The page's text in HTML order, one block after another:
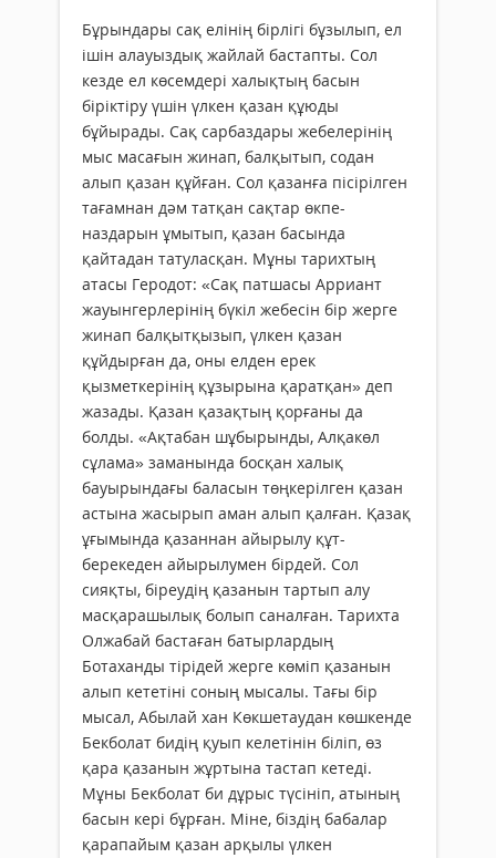
Бұрындары сақ елінің бірлігі бұзылып, ел
ішін алауыздық жайлай бастапты. Сол
кезде ел көсемдері халықтың басын
біріктіру үшін үлкен қазан құюды
бұйырады. Сақ сарбаздары жебелерінің
мыс масағын жинап, балқытып, содан
алып қазан құйған. Сол қазанға пісірілген
тағамнан дәм татқан сақтар өкпе-
наздарын ұмытып, қазан басында
қайтадан татуласқан. Мұны тарихтың
атасы Геродот: «Сақ патшасы Арриант
жауынгерлерінің бүкіл жебесін бір жерге
жинап балқытқызып, үлкен қазан
құйдырған да, оны елден ерек
қызметкерінің құзырына қаратқан» деп
жазады. Қазан қазақтың қорғаны да
болды. «Ақтабан шұбырынды, Алқакөл
сұлама» заманында босқан халық
бауырындағы баласын төңкерілген қазан
астына жасырып аман алып қалған. Қазақ
ұғымында қазаннан айырылу құт-
берекеден айырылумен бірдей. Сол
сияқты, біреудің қазанын тартып алу
масқарашылық болып саналған. Тарихта
Олжабай бастаған батырлардың
Ботаханды тірідей жерге көміп қазанын
алып кететіні соның мысалы. Тағы бір
мысал, Абылай хан Көкшетаудан көшкенде
Бекболат бидің қуып келетінін біліп, өз
қара қазанын жұртына тастап кетеді.
Мұны Бекболат би дұрыс түсініп, атының
басын кері бұрған. Міне, біздің бабалар
қарапайым қазан арқылы үлкен